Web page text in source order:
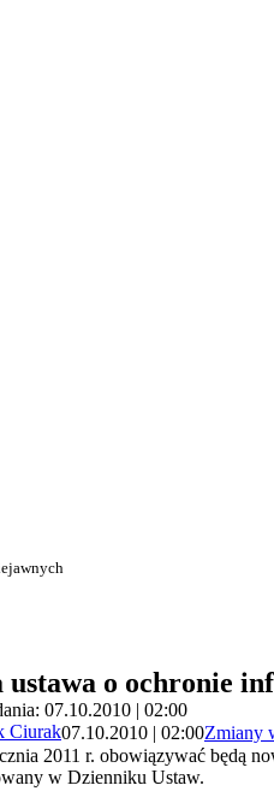
ustawa o ochronie
07.10.2010 | 02:00
Ciurak07.10.2010 | 02:00Zmiany
2011 r. obowiązywać będą
w Dzienniku Ustaw.